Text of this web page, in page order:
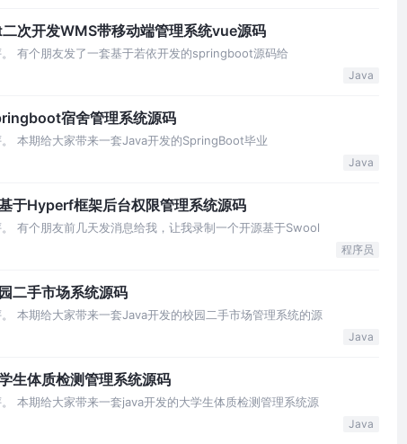
次开发WMS带移动端管理系统vue源码
有个朋友发了一套基于若依开发的springboot源码给
Java
宿舍管理系统源码
本期给大家带来一套Java开发的SpringBoot毕业
Java
于Hyperf框架后台权限管理系统源码
有个朋友前几天发消息给我，让我录制一个开源基于Swool
程序员
二手市场系统源码
本期给大家带来一套Java开发的校园二手市场管理系统的源
Java
生体质检测管理系统源码
本期给大家带来一套java开发的大学生体质检测管理系统源
Java